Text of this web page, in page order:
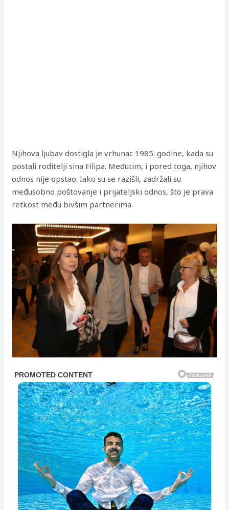
Njihova ljubav dostigla je vrhunac 1985. godine, kada su
postali roditelji sina Filipa. Međutim, i pored toga, njihov
odnos nije opstao. Iako su se razišli, zadržali su
međusobno poštovanje i prijateljski odnos, što je prava
retkost među bivšim partnerima.